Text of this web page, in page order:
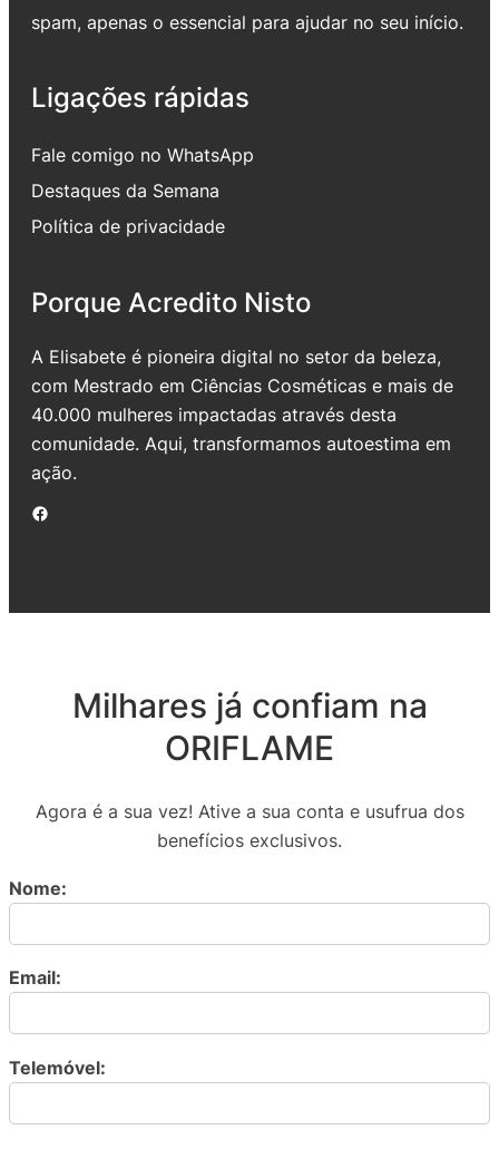
spam, apenas o essencial para ajudar no seu início.
Ligações rápidas
Fale comigo no WhatsApp
Destaques da Semana
Política de privacidade
Porque Acredito Nisto
A Elisabete é pioneira digital no setor da beleza,
com Mestrado em Ciências Cosméticas e mais de
40.000 mulheres impactadas através desta
comunidade. Aqui, transformamos autoestima em
ação.
Facebook
Milhares já confiam na
ORIFLAME
Agora é a sua vez! Ative a sua conta e usufrua dos
benefícios exclusivos.
Nome:
Email:
Telemóvel: